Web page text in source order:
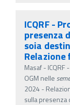
ICQRF -
presenza
soia
Masaf -
OGM nelle
2024 -
sulla presenza